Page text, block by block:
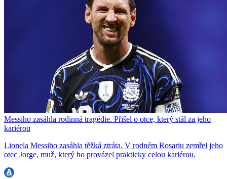
Messiho zasáhla rodinná tragédie. Přišel o otce, který stál za jeho
kariérou
Lionela Messiho zasáhla těžká ztráta. V rodném Rosariu zemřel jeho
otec Jorge, muž, který ho provázel prakticky celou kariérou.